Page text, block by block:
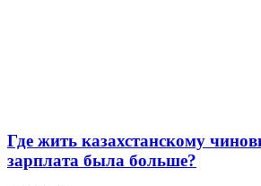
Где жить казахстанскому
зарплата была больше?